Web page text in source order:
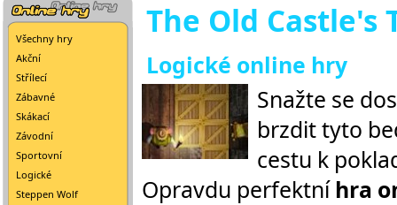
Všechny hry
Akční
Střílecí
Zábavné
Skákací
Závodní
Sportovní
Logické
Steppen Wolf
The Old Castle's
Logické online hry
Snažte se
brzdit tyto
cestu k
Opravdu perfektní hra